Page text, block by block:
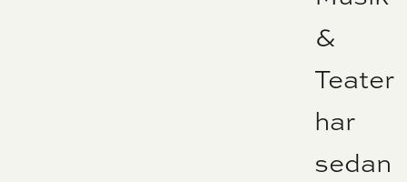
&
Teater
har
sedan